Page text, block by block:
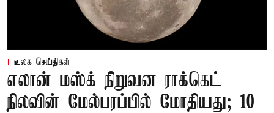
உலக செய்திகள்
எலான் மஸ்க் நிறுவன ராக்கெட்
நிலவின் மேல்பரப்பில் மோதியது; 10